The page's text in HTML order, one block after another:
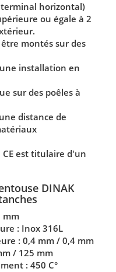
horizontal)
ou égale à 2
montés sur des
installation en
sur des poêles à
distance de
CE est titulaire d'un
DINAK
mm
: Inox 316L
: 0,4 mm / 0,4 mm
/ 125 mm
: 450 C°